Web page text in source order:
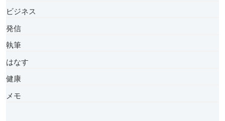
ビジネス
発信
執筆
はなす
健康
メモ